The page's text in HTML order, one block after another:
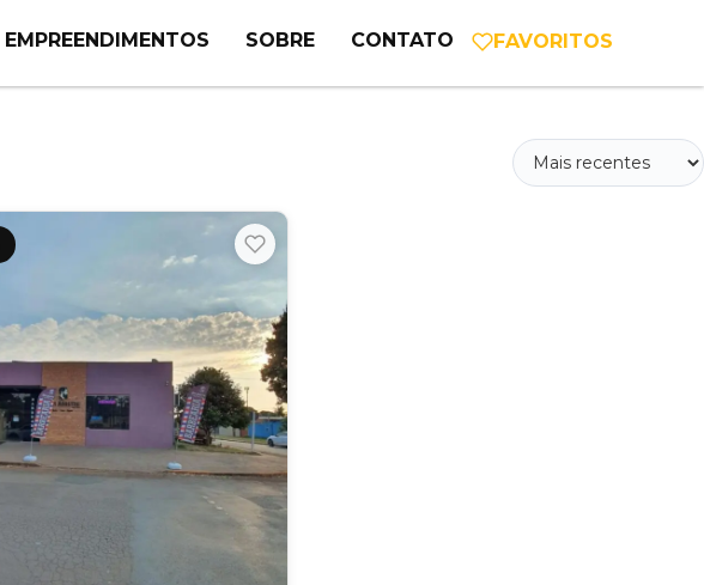
EMPREENDIMENTOS SOBRE CONTATO FAVORITOS